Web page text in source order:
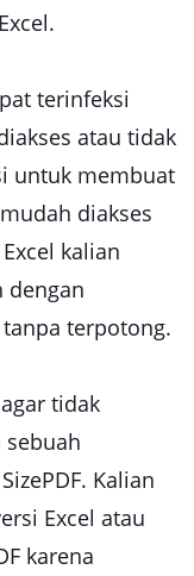
terinfeksi
atau tidak
untuk membuat
diakses
kalian
dengan
terpotong.
tidak
Kalian
Excel atau
karena